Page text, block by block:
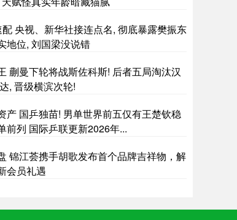
央视、新华社接连点名, 彻底暴露樊振东
地位, 刘国梁没说错
蒯曼下轮将战斯佐科斯! 后者五局淘汰汉
, 晋级横滨次轮!
产 国乒独苗! 男单世界前五仅有王楚钦稳
前列 国际乒联更新2026年...
锦江荟携手胡歌发布首个品牌吉祥物，解
会员礼遇